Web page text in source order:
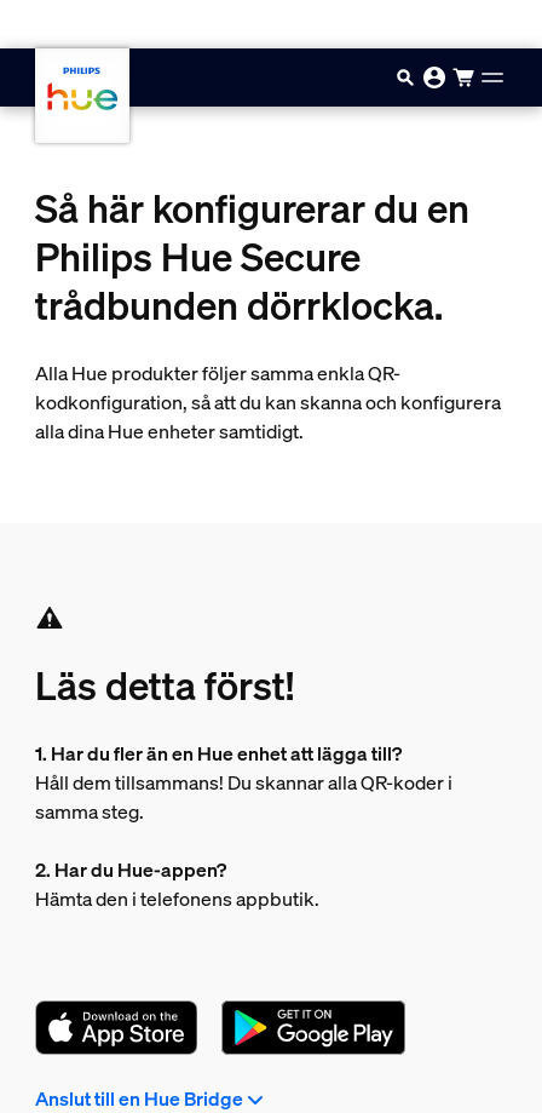
Så här konfigurerar du en
Philips Hue Secure
trådbunden dörrklocka.
Alla Hue produkter följer samma enkla QR-
kodkonfiguration, så att du kan skanna och konfigurera
alla dina Hue enheter samtidigt.
Läs detta först!
1. Har du fler än en Hue enhet att lägga till?
Håll dem tillsammans! Du skannar alla QR-koder i
samma steg.
2. Har du Hue-appen?
Hämta den i telefonens appbutik.
Anslut till en Hue Bridge